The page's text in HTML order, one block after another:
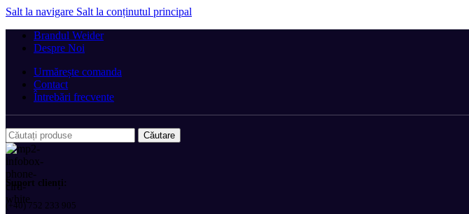
Salt la navigare Salt la conținutul principal
Brandul Weider
Despre Noi
Urmărește comanda
Contact
Întrebări frecvente
Căutare
Suport clienți:
(+40) 752 233 905